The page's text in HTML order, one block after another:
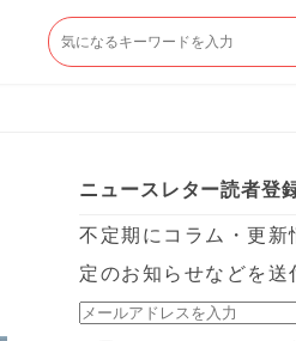
ニュースレター読者登
不定期にコラム・更新
定のお知らせなどを送